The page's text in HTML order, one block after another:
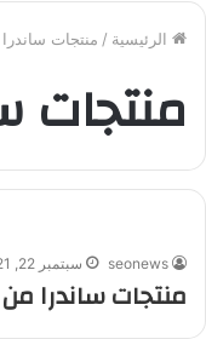
الرئيسية / منتجات ساندرا
منتجات
seonews سبتمبر 22, 2021
منتجات ساندرا